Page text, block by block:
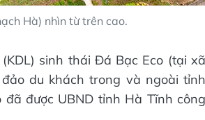
Hà) nhìn từ trên cao.
sinh thái Đá Bạc Eco (tại xã
du khách trong và ngoài tỉnh
được UBND tỉnh Hà Tĩnh công